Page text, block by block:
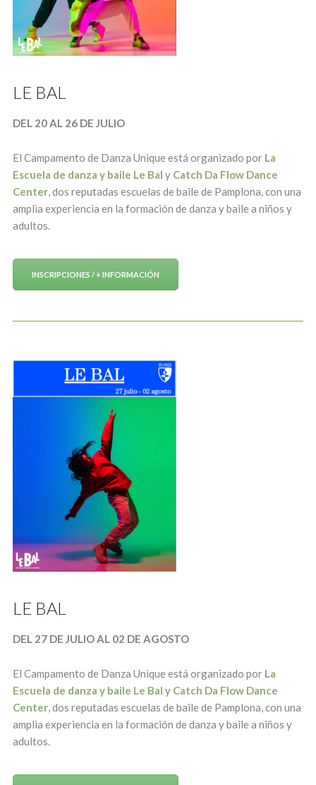
LE BAL
DEL 20 AL 26 DE JULIO
El Campamento de Danza Unique está organizado por La
Escuela de danza y baile Le Bal y Catch Da Flow Dance
Center, dos reputadas escuelas de baile de Pamplona, con una
amplia experiencia en la formación de danza y baile a niños y
adultos.
INSCRIPCIONES / + INFORMACIÓN
LE BAL
DEL 27 DE JULIO AL 02 DE AGOSTO
El Campamento de Danza Unique está organizado por La
Escuela de danza y baile Le Bal y Catch Da Flow Dance
Center, dos reputadas escuelas de baile de Pamplona, con una
amplia experiencia en la formación de danza y baile a niños y
adultos.